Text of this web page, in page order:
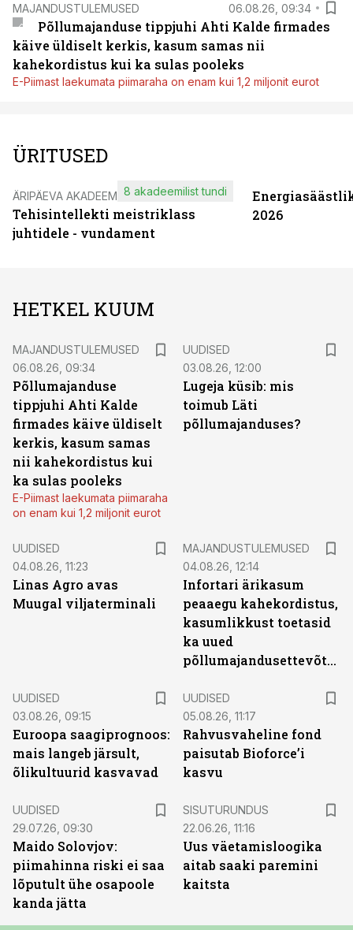
MAJANDUSTULEMUSED 06.08.26, 09:34
Põllumajanduse tippjuhi Ahti Kalde firmades
käive üldiselt kerkis, kasum samas nii
kahekordistus kui ka sulas pooleks
E-Piimast laekumata piimaraha on enam kui 1,2 miljonit eurot
ÜRITUSED
ÄRIPÄEVA AKADEEMIA
Tehisintellekti meistriklass
juhtidele - vundament
8 akadeemilist tundi
2026
HETKEL KUUM
MAJANDUSTULEMUSED
06.08.26, 09:34
Põllumajanduse
tippjuhi Ahti Kalde
firmades käive üldiselt
kerkis, kasum samas
nii kahekordistus kui
ka sulas pooleks
E-Piimast laekumata piimaraha
on enam kui 1,2 miljonit eurot
UUDISED
03.08.26, 12:00
Lugeja küsib: mis
toimub Läti
põllumajanduses?
UUDISED
04.08.26, 11:23
Linas Agro avas
Muugal viljaterminali
MAJANDUSTULEMUSED
04.08.26, 12:14
Infortari ärikasum
peaaegu kahekordistus,
kasumlikkust toetasid
ka uued
põllumajandusettevõtted
UUDISED
03.08.26, 09:15
Euroopa saagiprognoos:
mais langeb järsult,
õlikultuurid kasvavad
UUDISED
05.08.26, 11:17
Rahvusvaheline fond
paisutab Bioforce’i
kasvu
UUDISED
29.07.26, 09:30
Maido Solovjov:
piimahinna riski ei saa
lõputult ühe osapoole
kanda jätta
SISUTURUNDUS
22.06.26, 11:16
Uus väetamisloogika
aitab saaki paremini
kaitsta